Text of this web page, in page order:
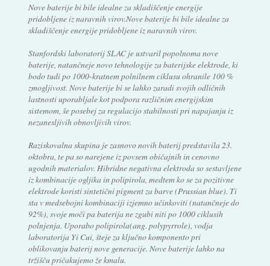
Nove baterije bi bile idealne za skladiščenje energije
pridobljene iz naravnih virov.Nove baterije bi bile idealne za
skladiščenje energije pridobljene iz naravnih virov.
Stanfordski laboratorij SLAC je ustvaril popolnoma nove
baterije, natančneje novo tehnologije za baterijske elektrode, ki
bodo tudi po 1000-kratnem polnilnem ciklusu ohranile 100 %
zmogljivost. Nove baterije bi se lahko zaradi svojih odličnih
lastnosti uporabljale kot podpora različnim energijskim
sistemom, še posebej za regulacijo stabilnosti pri napajanju iz
nezanesljivih obnovljivih virov.
Raziskovalna skupina je zasnovo novih baterij predstavila 23.
oktobra, te pa so narejene iz povsem običajnih in cenovno
ugodnih materialov. Hibridne negativna elektroda so sestavljene
iz kombinacije ogljika in polipirola, medtem ko se za pozitivne
elektrode koristi sintetični pigment za barve (Prussian blue). Ti
sta v medsebojni kombinaciji izjemno učinkoviti (natančneje do
92%), svoje moči pa baterija ne zgubi niti po 1000 ciklusih
polnjenja. Uporabo polipirola(ang. polypyrrole), vodja
laboratorija Yi Cui, šteje za ključno komponento pri
oblikovanju baterij nove generacije. Nove baterije lahko na
tržišču pričakujemo že kmalu.